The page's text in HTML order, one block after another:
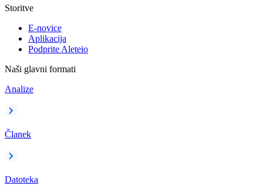
Storitve
E-novice
Aplikacija
Podprite Aleteio
Naši glavni formati
Analize
Članek
Datoteka